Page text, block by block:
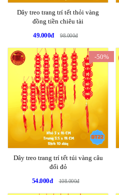
Dây treo trang trí tết thỏi vàng
đồng tiền chiêu tài
49.000đ
98.000đ
-50%
Dây treo trang trí tết túi vàng câu
đối đỏ
54.000đ
108.000đ